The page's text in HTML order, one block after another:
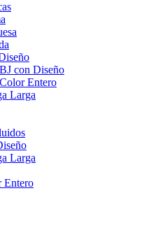
con Diseño
Entero
Larga
Larga
Entero